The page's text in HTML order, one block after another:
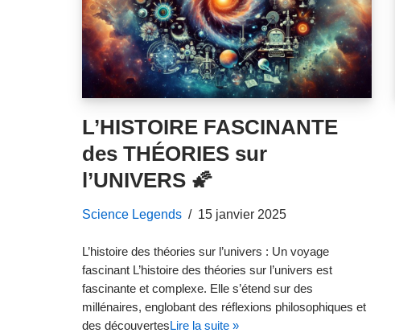
L’HISTOIRE FASCINANTE
des THÉORIES sur
l’UNIVERS 🌠
Science Legends 15 janvier 2025
L’histoire des théories sur l’univers : Un voyage
fascinant L’histoire des théories sur l’univers est
fascinante et complexe. Elle s’étend sur des
millénaires, englobant des réflexions philosophiques et
des découvertesLire la suite »